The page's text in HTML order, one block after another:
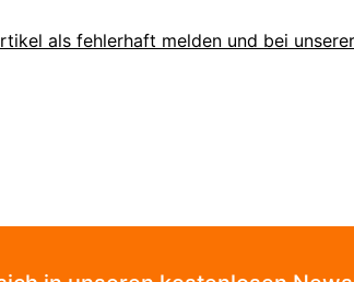
als fehlerhaft melden und bei